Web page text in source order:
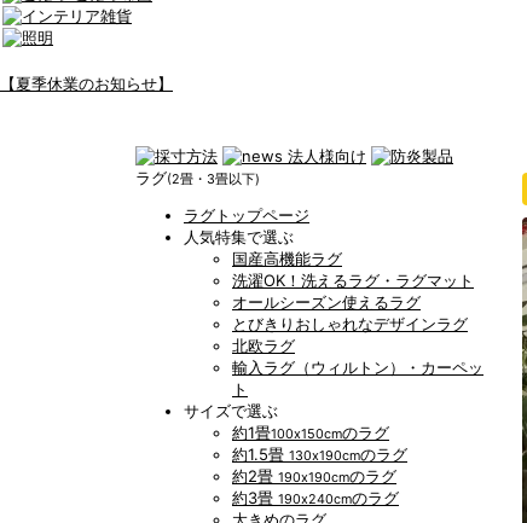
【夏季休業のお知らせ】
ラグ(2畳・3畳以下)
ラグトップページ
人気特集で選ぶ
国産高機能ラグ
洗濯OK！洗えるラグ・ラグマット
オールシーズン使えるラグ
とびきりおしゃれなデザインラグ
北欧ラグ
輸入ラグ（ウィルトン）・カーペッ
ト
サイズで選ぶ
約1畳100x150cmのラグ
約1.5畳 130x190cmのラグ
約2畳 190x190cmのラグ
約3畳 190x240cmのラグ
大きめのラグ